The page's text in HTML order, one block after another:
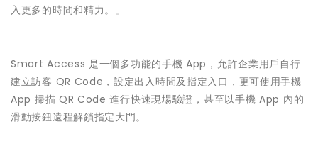
入更多的時間和精力。」
Smart Access 是一個多功能的手機 App，允許企業用戶自行
建立訪客 QR Code，設定出入時間及指定入口，更可使用手機
App 掃描 QR Code 進行快速現場驗證，甚至以手機 App 內的
滑動按鈕遠程解鎖指定大門。